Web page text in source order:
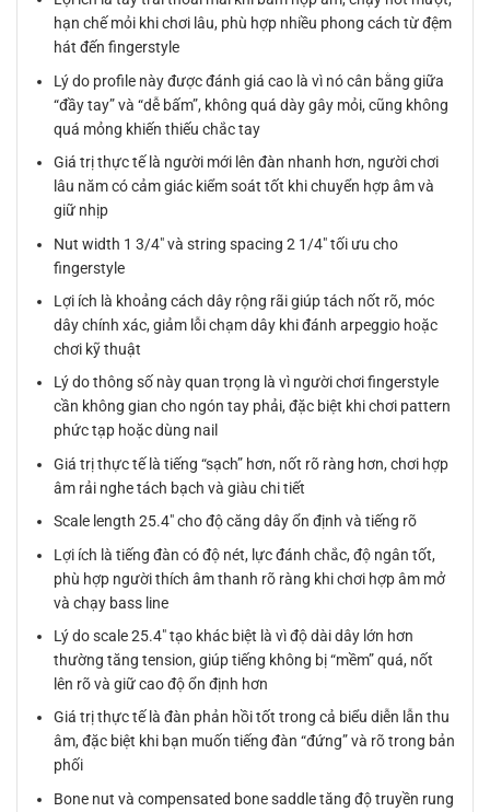
hạn chế mỏi khi chơi lâu, phù hợp nhiều phong cách từ đệm
hát đến fingerstyle
Lý do profile này được đánh giá cao là vì nó cân bằng giữa
“đầy tay” và “dễ bấm”, không quá dày gây mỏi, cũng không
quá mỏng khiến thiếu chắc tay
Giá trị thực tế là người mới lên đàn nhanh hơn, người chơi
lâu năm có cảm giác kiểm soát tốt khi chuyển hợp âm và
giữ nhịp
Nut width 1 3/4″ và string spacing 2 1/4″ tối ưu cho
fingerstyle
Lợi ích là khoảng cách dây rộng rãi giúp tách nốt rõ, móc
dây chính xác, giảm lỗi chạm dây khi đánh arpeggio hoặc
chơi kỹ thuật
Lý do thông số này quan trọng là vì người chơi fingerstyle
cần không gian cho ngón tay phải, đặc biệt khi chơi pattern
phức tạp hoặc dùng nail
Giá trị thực tế là tiếng “sạch” hơn, nốt rõ ràng hơn, chơi hợp
âm rải nghe tách bạch và giàu chi tiết
Scale length 25.4″ cho độ căng dây ổn định và tiếng rõ
Lợi ích là tiếng đàn có độ nét, lực đánh chắc, độ ngân tốt,
phù hợp người thích âm thanh rõ ràng khi chơi hợp âm mở
và chạy bass line
Lý do scale 25.4″ tạo khác biệt là vì độ dài dây lớn hơn
thường tăng tension, giúp tiếng không bị “mềm” quá, nốt
lên rõ và giữ cao độ ổn định hơn
Giá trị thực tế là đàn phản hồi tốt trong cả biểu diễn lẫn thu
âm, đặc biệt khi bạn muốn tiếng đàn “đứng” và rõ trong bản
phối
Bone nut và compensated bone saddle tăng độ truyền rung